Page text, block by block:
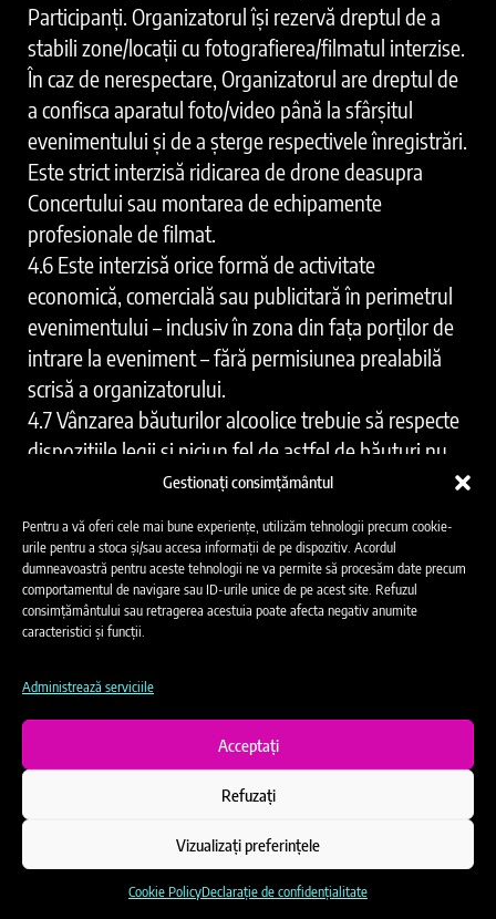
Gestionați consimțământul
Pentru a vă oferi cele mai bune experiențe, utilizăm tehnologii precum cookie-
urile pentru a stoca și/sau accesa informații de pe dispozitiv. Acordul
dumneavoastră pentru aceste tehnologii ne va permite să procesăm date precum
comportamentul de navigare sau ID-urile unice de pe acest site. Refuzul
consimțământului sau retragerea acestuia poate afecta negativ anumite
caracteristici și funcții.
Administrează serviciile
Acceptați
Refuzați
Vizualizați preferințele
Cookie PolicyDeclarație de confidențialitate
Participanți. Organizatorul își rezervă dreptul de a
stabili zone/locații cu fotografierea/filmatul interzise.
În caz de nerespectare, Organizatorul are dreptul de
a confisca aparatul foto/video până la sfârșitul
evenimentului și de a șterge respectivele înregistrări.
Este strict interzisă ridicarea de drone deasupra
Concertului sau montarea de echipamente
profesionale de filmat.
4.6 Este interzisă orice formă de activitate
economică, comercială sau publicitară în perimetrul
evenimentului – inclusiv în zona din fața porților de
intrare la eveniment – fără permisiunea prealabilă
scrisă a organizatorului.
4.7 Vânzarea băuturilor alcoolice trebuie să respecte
dispozițiile legii și niciun fel de astfel de băuturi nu
pot fi oferite minorilor sub 18 ani și persoanelor
aflate în stare de ebrietate de către niciun Partener
Contractual din cadrul evenimentului. Utilizarea
substanțelor calificate ca droguri interzise în baza
legii aplicabile este interzisă în zone de desfășurare a
evenimentului și se pedepsește prin lege.
care nu au legătură cu evenimentul, indiferent de
numărul participanților, dacă Organizatorul nu și-a
dat aprobarea prealabilă scrisă în acest sens.
Această aprobare este acordată de organizator la
organizatorului respectivei demonstrații.
4.9 Este interzisă utilizarea focului prin orice mijloace